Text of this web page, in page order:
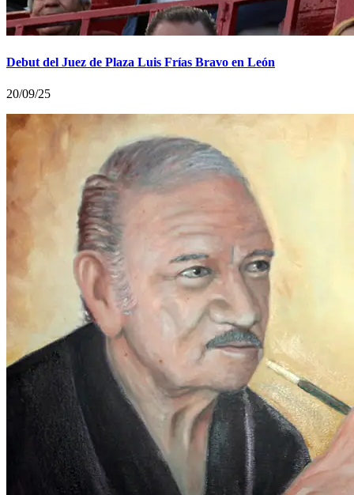
Debut del Juez de Plaza Luis Frías Bravo en León
20/09/25